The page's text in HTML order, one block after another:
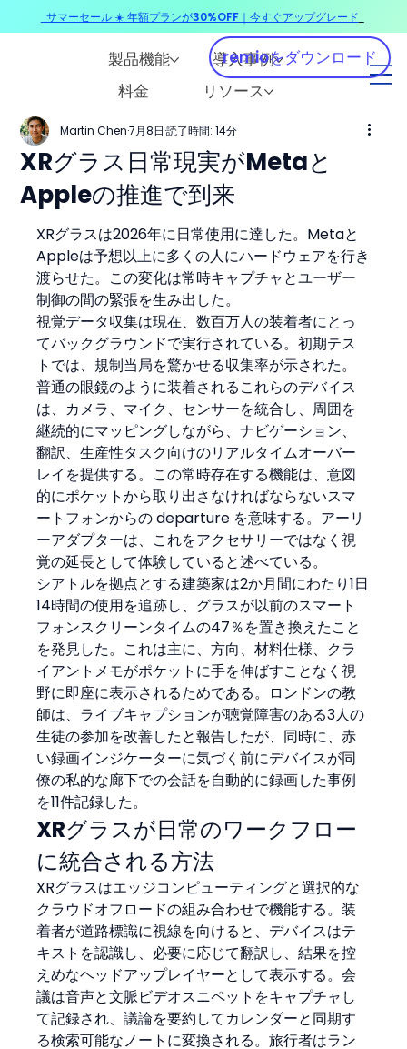
製品機能
導入事例
料金
リソース
remioをダウンロード
XRグラス日常現実がMetaと
Appleの推進で到来
Martin Chen 7月8日 読了時間: 14分
XRグラスは2026年に日常使用に達した。Metaと
Appleは予想以上に多くの人にハードウェアを行き
渡らせた。この変化は常時キャプチャとユーザー
制御の間の緊張を生み出した。
視覚データ収集は現在、数百万人の装着者にとっ
てバックグラウンドで実行されている。初期テス
トでは、規制当局を驚かせる収集率が示された。
普通の眼鏡のように装着されるこれらのデバイス
は、カメラ、マイク、センサーを統合し、周囲を
継続的にマッピングしながら、ナビゲーション、
翻訳、生産性タスク向けのリアルタイムオーバー
レイを提供する。この常時存在する機能は、意図
的にポケットから取り出さなければならないスマ
ートフォンからの departure を意味する。アーリ
ーアダプターは、これをアクセサリーではなく視
覚の延長として体験していると述べている。
シアトルを拠点とする建築家は2か月間にわたり1日
14時間の使用を追跡し、グラスが以前のスマート
フォンスクリーンタイムの47％を置き換えたこと
を発見した。これは主に、方向、材料仕様、クラ
イアントメモがポケットに手を伸ばすことなく視
野に即座に表示されるためである。ロンドンの教
師は、ライブキャプションが聴覚障害のある3人の
生徒の参加を改善したと報告したが、同時に、赤
い録画インジケーターに気づく前にデバイスが同
僚の私的な廊下での会話を自動的に録画した事例
を11件記録した。
XRグラスが日常のワークフロー
に統合される方法
XRグラスはエッジコンピューティングと選択的な
クラウドオフロードの組み合わせで機能する。装
着者が道路標識に視線を向けると、デバイスはテ
キストを認識し、必要に応じて翻訳し、結果を控
えめなヘッドアップレイヤーとして表示する。会
議は音声と文脈ビデオスニペットをキャプチャし
て記録され、議論を要約してカレンダーと同期す
る検索可能なノートに変換される。旅行者はラン
サマーセール ☀️ 年額プランが30%OFF｜今すぐアップグレード